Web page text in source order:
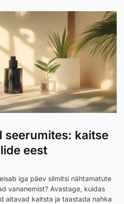
seerumites: kaitse
eest
iga päev silmitsi nähtamatute
vananemist? Avastage, kuidas
aitavad kaitsta ja taastada nahka